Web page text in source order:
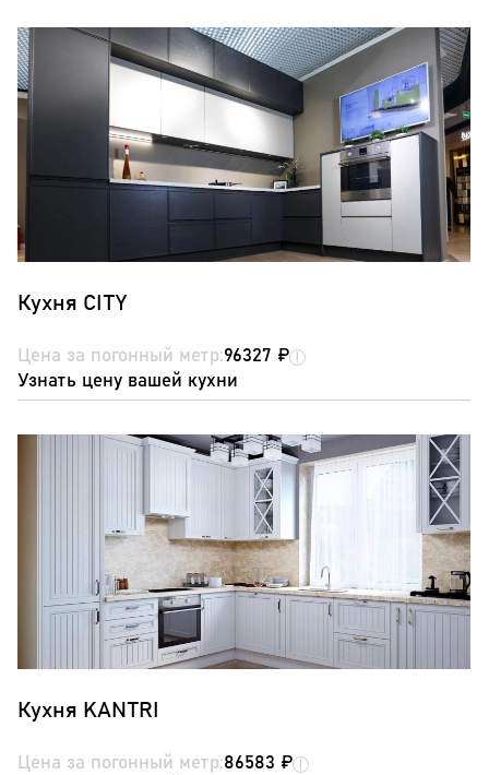
Кухня CITY
Цена за погонный метр:96327 ₽
Узнать цену вашей кухни
Кухня KANTRI
Цена за погонный метр:86583 ₽